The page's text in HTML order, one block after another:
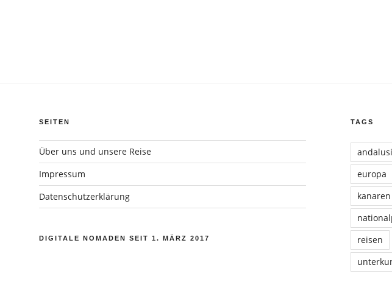
SEITEN
Über uns und unsere Reise
Impressum
Datenschutzerklärung
DIGITALE NOMADEN SEIT 1. MÄRZ 2017
TAGS
europa
kanaren
reisen